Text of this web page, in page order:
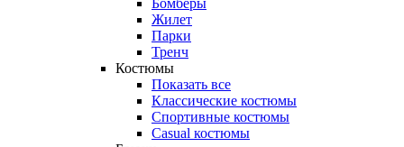
Бомберы
Жилет
Парки
Тренч
Костюмы
Показать все
Классические костюмы
Спортивные костюмы
Casual костюмы